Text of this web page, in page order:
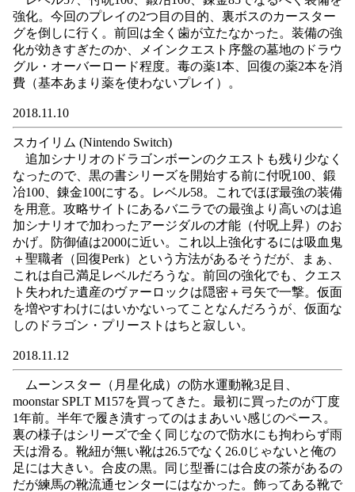
強化。今回のプレイの2つ目の目的、裏ボスのカースター
グを倒しに行く。前回は全く歯が立たなかった。装備の強
化が効きすぎたのか、メインクエスト序盤の墓地のドラウ
グル・オーバーロード程度。毒の薬1本、回復の薬2本を消
費（基本あまり薬を使わないプレイ）。
2018.11.10
スカイリム (Nintendo Switch)
追加シナリオのドラゴンボーンのクエストも残り少なく
なったので、黒の書シリーズを開始する前に付呪100、鍛
冶100、錬金100にする。レベル58。これでほぼ最強の装備
を用意。攻略サイトにあるバニラでの最強より高いのは追
加シナリオで加わったアージダルの才能（付呪上昇）のお
かげ。防御値は2000に近い。これ以上強化するには吸血鬼
＋聖職者（回復Perk）という方法があるそうだが、まぁ、
これは自己満足レベルだろうな。前回の強化でも、クエス
ト失われた遺産のヴァーロックは隠密＋弓矢で一撃。仮面
を増やすわけにはいかないってことなんだろうが、仮面な
しのドラゴン・プリーストはちと寂しい。
2018.11.12
ムーンスター（月星化成）の防水運動靴3足目、
moonstar SPLT M157を買ってきた。最初に買ったのが丁度
1年前。半年で履き潰すってのはまあいい感じのペース。
裏の様子はシリーズで全く同じなので防水にも拘わらず雨
天は滑る。靴紐が無い靴は26.5でなく26.0じゃないと俺の
足には大きい。合皮の黒。同じ型番には合皮の茶があるの
だが練馬の靴流通センターにはなかった。飾ってある靴で